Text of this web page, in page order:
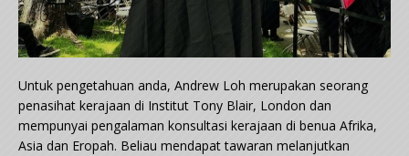
Untuk pengetahuan anda, Andrew Loh merupakan seorang
penasihat kerajaan di Institut Tony Blair, London dan
mempunyai pengalaman konsultasi kerajaan di benua Afrika,
Asia dan Eropah. Beliau mendapat tawaran melanjutkan